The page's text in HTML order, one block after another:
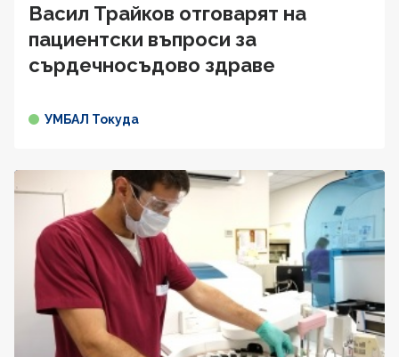
Васил Трайков отговарят на
пациентски въпроси за
сърдечносъдово здравe
УМБАЛ Токуда